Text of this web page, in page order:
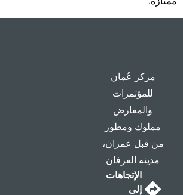
مركز عُمان
للمؤتمرات
والمعارض
مملوك ومطور
من قبل عمران،
مدينة العرفان
الإتجاهات
إلى